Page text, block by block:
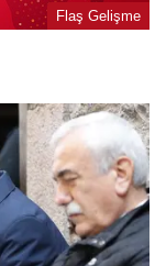
Flaş Gelişme